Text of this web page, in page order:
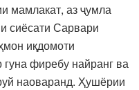
мамлакат, аз ҷумла
сиёсати Сарвари
иқдомоти
фиребу найранг ва
наоваранд. Ҳушёрии